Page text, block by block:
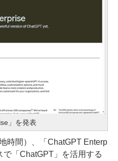
」を発表
時間）、「ChatGPT Enterp
「ChatGPT」を活用する